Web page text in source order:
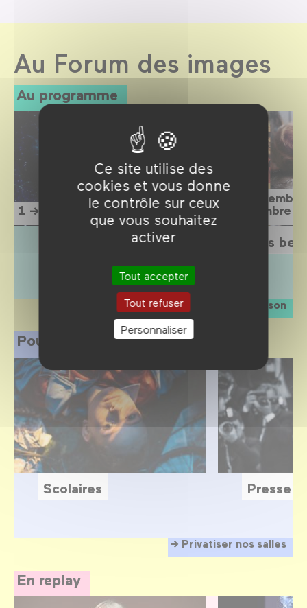
Ce site utilise des
cookies et vous donne
le contrôle sur ceux
que vous souhaitez
activer
Tout accepter
Tout refuser
Personnaliser
Au Forum des images
Au programme
La saison
1 → 12 septembre 2026
L'Étrange Festival 2026
15
1 novembre
Sois
Pour les professionnels
Privatiser nos salles
Scolaires Presse
En replay